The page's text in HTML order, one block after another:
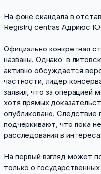
На фоне скандала в
Registrų centras Адриюс
Официально конкретная
названы. Однако в
активно обсуждается
частности, лидер
заявил, что за операцией
хотя прямых
опубликовано. Следствие
подчёркивают, что пока
расследования в
На первый взгляд может
только о